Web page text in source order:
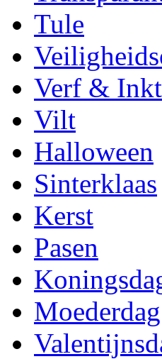
Tule
Verf & Inkt
Vilt
Halloween
Sinterklaas
Kerst
Pasen
Moederdag